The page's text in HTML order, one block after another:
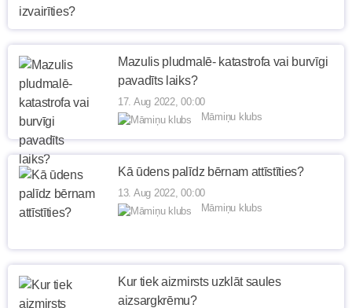
Mazulis pludmalē- katastrofa vai burvīgi
pavadīts laiks?
17. Aug 2022, 00:00
Māmiņu klubs
Kā ūdens palīdz bērnam attīstīties?
13. Aug 2022, 00:00
Māmiņu klubs
Kur tiek aizmirsts uzklāt saules
aizsargkrēmu?